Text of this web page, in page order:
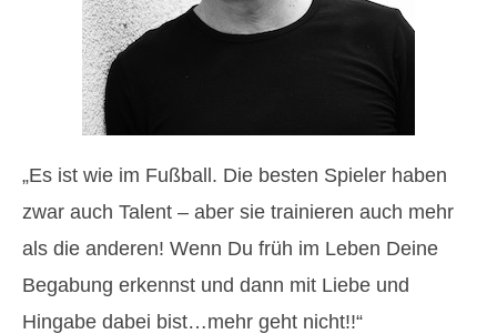
„Es ist wie im Fußball. Die besten Spieler haben
zwar auch Talent – aber sie trainieren auch mehr
als die anderen! Wenn Du früh im Leben Deine
Begabung erkennst und dann mit Liebe und
Hingabe dabei bist…mehr geht nicht!!“